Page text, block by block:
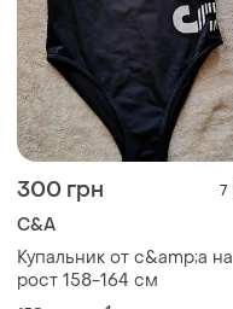
300 грн 7
C&A
Купальник от c&amp;a на
рост 158-164 см